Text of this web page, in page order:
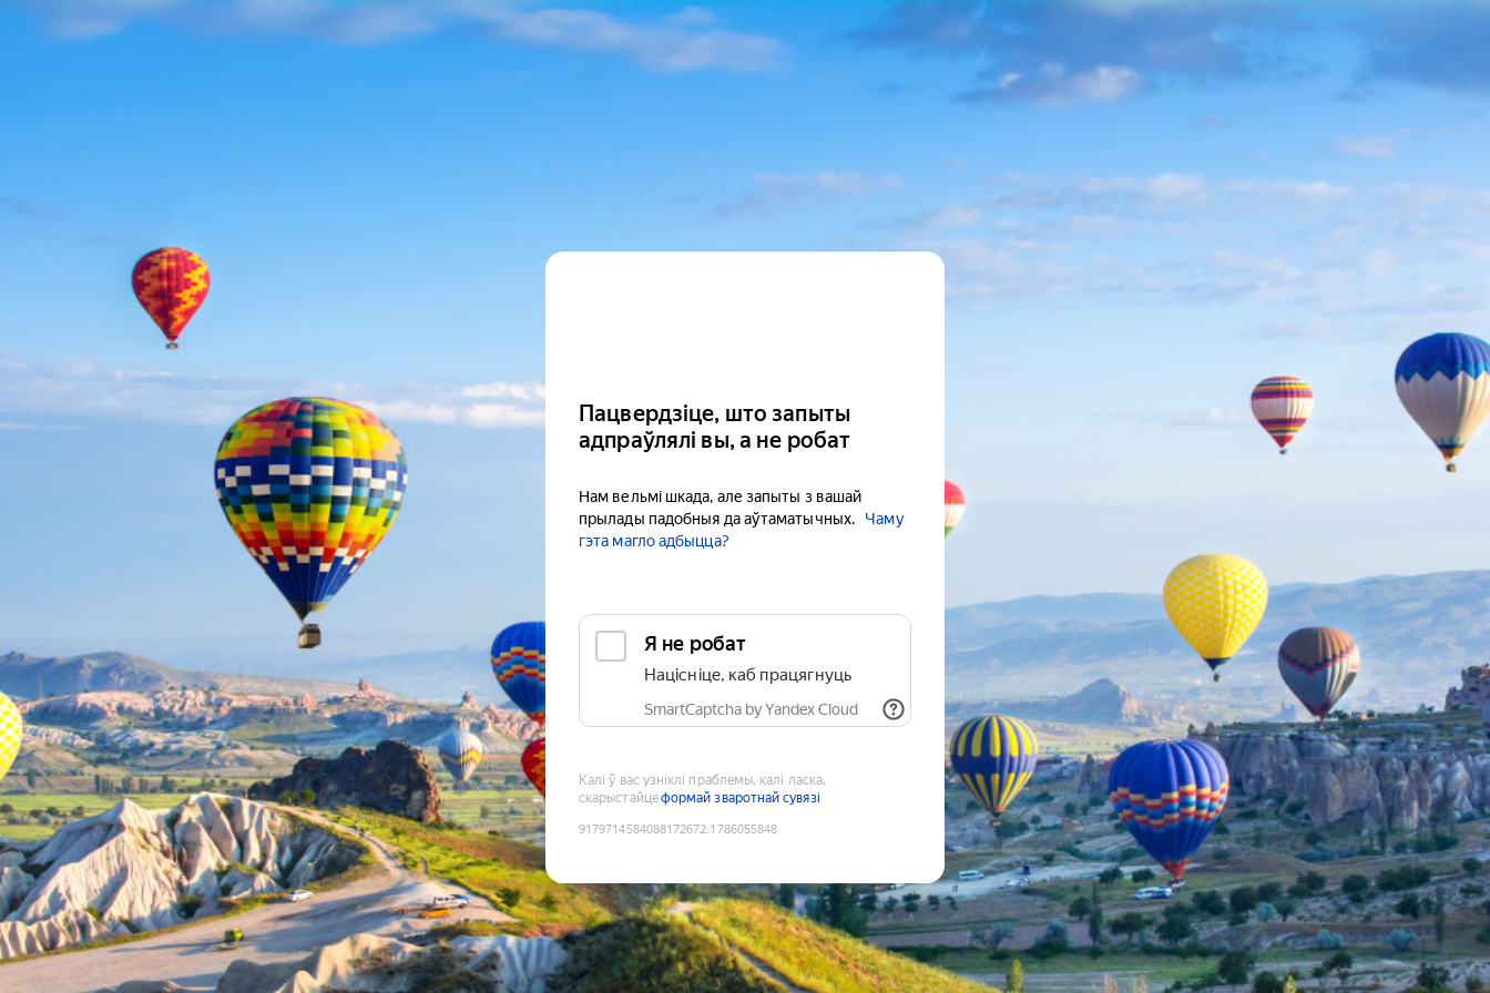
Пацвердзіце, што запыты
адпраўлялі вы, а не робат
Нам вельмі шкада, але запыты з вашай
прылады падобныя да аўтаматычных.
Чаму
гэта магло адбыцца?
Я не робат
Націсніце, каб працягнуць
SmartCaptcha by Yandex Cloud
Калі ў вас узніклі праблемы, калі ласка,
скарыстайцеформай зваротнай сувязі
9179714584088172672:1786055848